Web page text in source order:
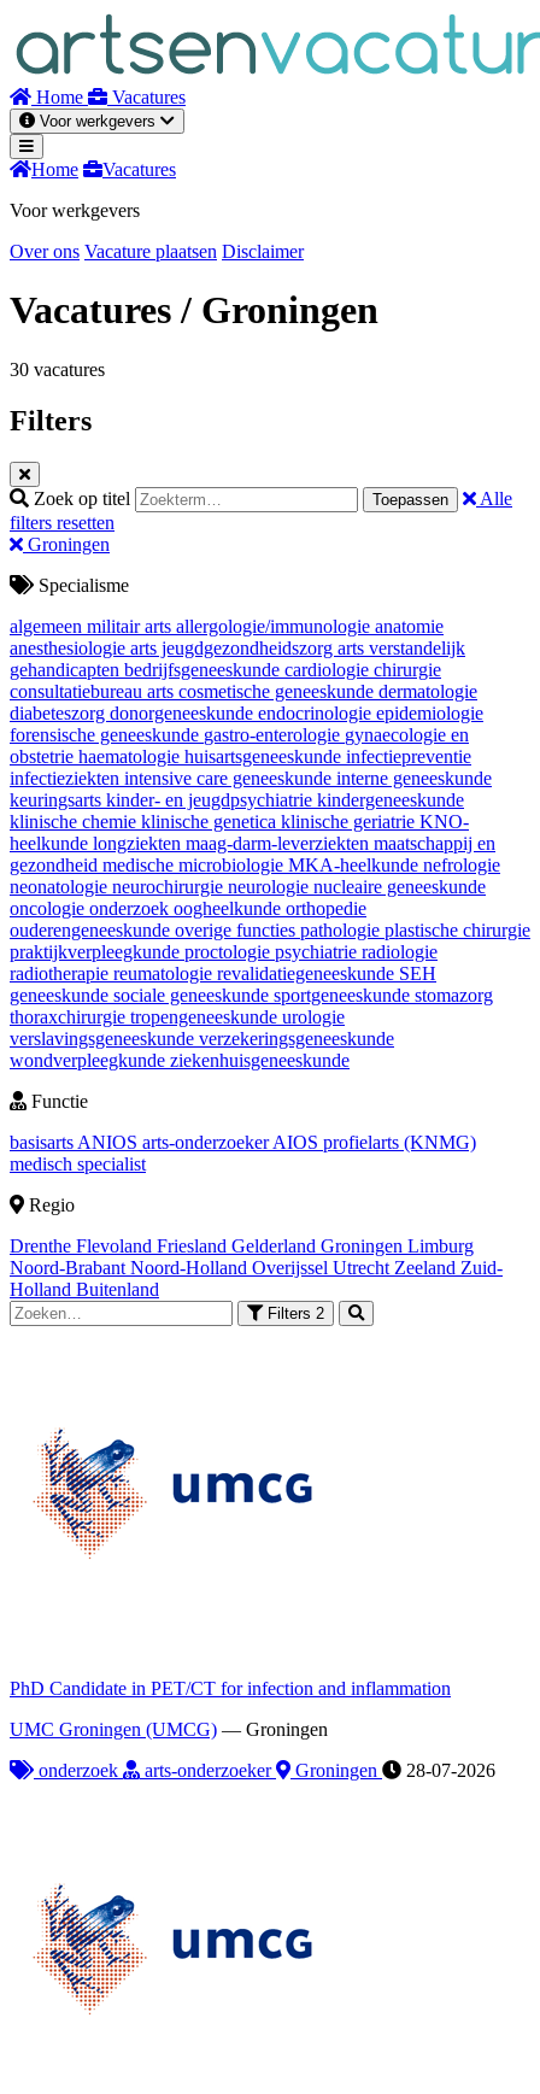
inhoud
Home Vacatures
Voor werkgevers
Home
Vacatures
Voor werkgevers
Over ons Vacature plaatsen Disclaimer
Vacatures/ Groningen
30 vacatures
Filters
Zoek op titel Toepassen
Alle
filters resetten
Groningen
Specialisme
algemeen militair arts allergologie/immunologie anatomie
anesthesiologie arts jeugdgezondheidszorg arts verstandelijk
gehandicapten bedrijfsgeneeskunde cardiologie chirurgie
consultatiebureau arts cosmetische geneeskunde dermatologie
diabeteszorg donorgeneeskunde endocrinologie epidemiologie
forensische geneeskunde gastro-enterologie gynaecologie en
obstetrie haematologie huisartsgeneeskunde infectiepreventie
infectieziekten intensive care geneeskunde interne geneeskunde
keuringsarts kinder- en jeugdpsychiatrie kindergeneeskunde
klinische chemie klinische genetica klinische geriatrie KNO-
heelkunde longziekten maag-darm-leverziekten maatschappij en
gezondheid medische microbiologie MKA-heelkunde nefrologie
neonatologie neurochirurgie neurologie nucleaire geneeskunde
oncologie onderzoek oogheelkunde orthopedie
ouderengeneeskunde overige functies pathologie plastische chirurgie
praktijkverpleegkunde proctologie psychiatrie radiologie
radiotherapie reumatologie revalidatiegeneeskunde SEH
geneeskunde sociale geneeskunde sportgeneeskunde stomazorg
thoraxchirurgie tropengeneeskunde urologie
verslavingsgeneeskunde verzekeringsgeneeskunde
wondverpleegkunde ziekenhuisgeneeskunde
Functie
basisarts ANIOS arts-onderzoekerAIOS profielarts (KNMG)
medisch specialist
Regio
Drenthe Flevoland Friesland Gelderland Groningen Limburg
Noord-Brabant Noord-Holland Overijssel Utrecht Zeeland Zuid-
Holland Buitenland
Filters 2
PhD Candidate in PET/CT for infection and inflammation
UMC Groningen (UMCG) — Groningen
onderzoek
arts-onderzoeker Groningen 28-07-2026